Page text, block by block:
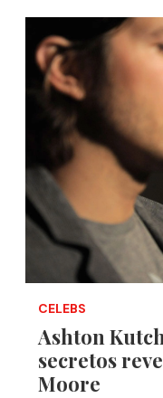
CELEBS
Ashton
secretos
Moore